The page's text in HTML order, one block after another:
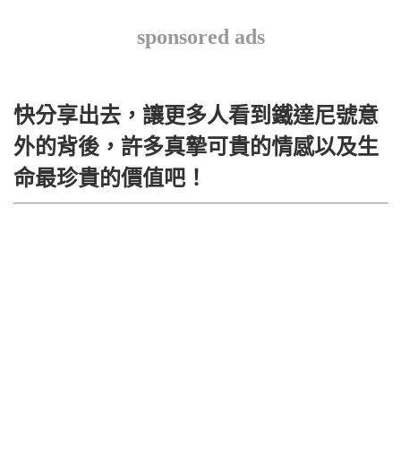
sponsored ads
快分享出去，讓更多人看到鐵達尼號意
外的背後，許多真摯可貴的情感以及生
命最珍貴的價值吧！